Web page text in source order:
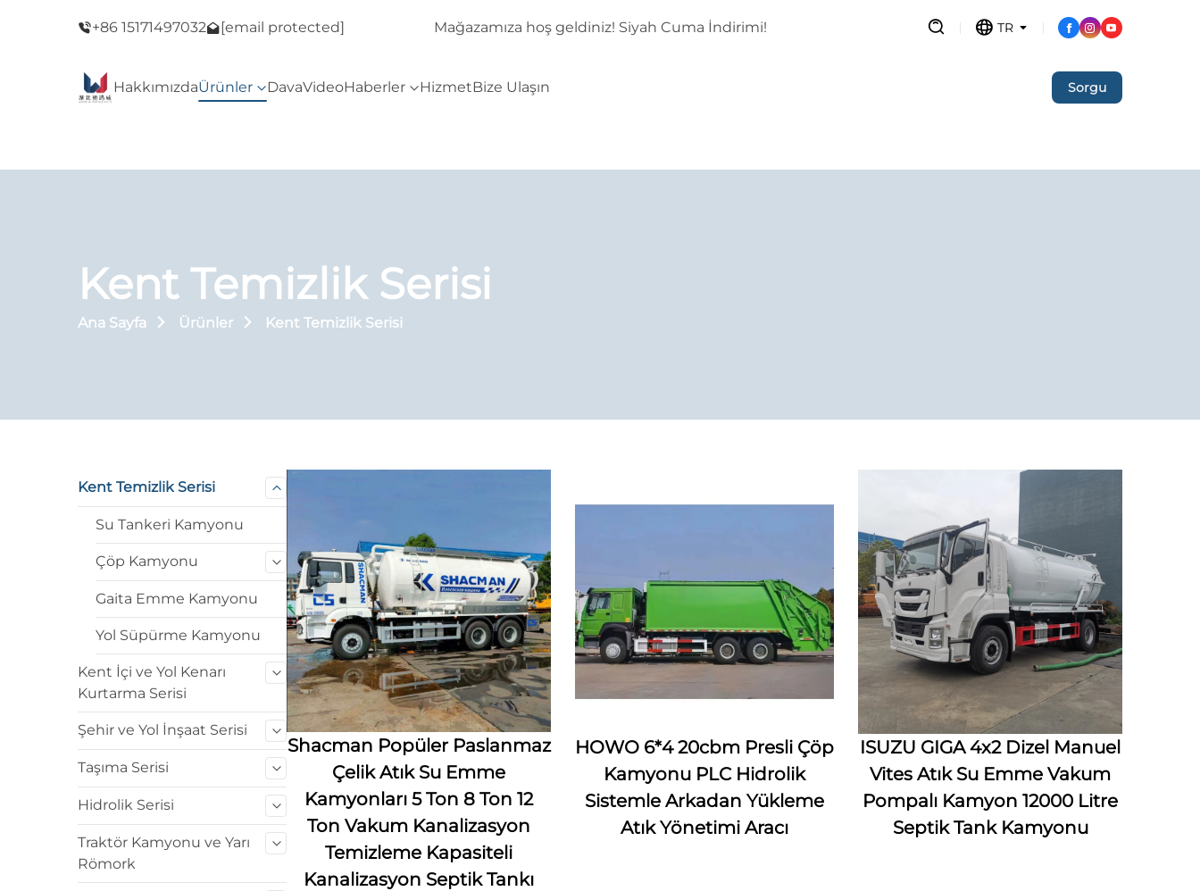
+86 15171497032 [email protected]
Mağazamıza hoş geldiniz! Siyah Cuma İndirimi! Mağazamıza hoş geldiniz! Siyah Cuma İndirimi! TR
HakkımızdaÜrünler DavaVideoHaberler HizmetBize Ulaşın Sorgu
Kent Temizlik Serisi
Ana Sayfa Ürünler Kent Temizlik Serisi
Kent Temizlik Serisi
Su Tankeri Kamyonu
Çöp Kamyonu
Gaita Emme Kamyonu
Yol Süpürme Kamyonu
Kent İçi ve Yol Kenarı
Kurtarma Serisi
Şehir ve Yol İnşaat Serisi
Taşıma Serisi
Hidrolik Serisi
Traktör Kamyonu ve Yarı
Römork
Shacman Popüler Paslanmaz
Çelik Atık Su Emme
Kamyonları 5 Ton 8 Ton 12
Ton Vakum Kanalizasyon
Temizleme Kapasiteli
Kanalizasyon Septik Tankı
HOWO 6*4 20cbm Presli Çöp
Kamyonu PLC Hidrolik
Sistemle Arkadan Yükleme
Atık Yönetimi Aracı
ISUZU GIGA 4x2 Dizel Manuel
Vites Atık Su Emme Vakum
Pompalı Kamyon 12000 Litre
Septik Tank Kamyonu